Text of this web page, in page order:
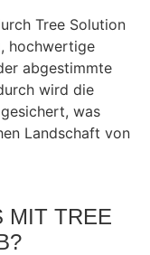
Tree Solution
hochwertige
abgestimmte
wird die
was
Landschaft von
MIT TREE